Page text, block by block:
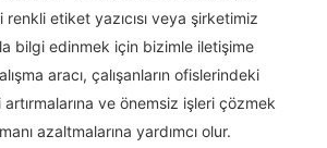
etiket yazıcısı veya şirketimiz
bilgi edinmek için bizimle iletişime
aracı, çalışanların ofislerindeki
ve önemsiz işleri çözmek
azaltmalarına yardımcı olur.